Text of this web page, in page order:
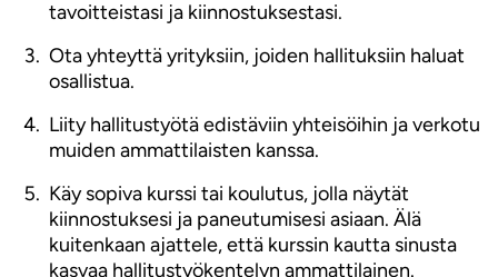
tavoitteistasi ja kiinnostuksestasi.
Ota yhteyttä yrityksiin, joiden hallituksiin haluat
osallistua.
Liity hallitustyötä edistäviin yhteisöihin ja verkotu
muiden ammattilaisten kanssa.
Käy sopiva kurssi tai koulutus, jolla näytät
kiinnostuksesi ja paneutumisesi asiaan. Älä
kuitenkaan ajattele, että kurssin kautta sinusta
kasvaa hallitustyökentelyn ammattilainen.